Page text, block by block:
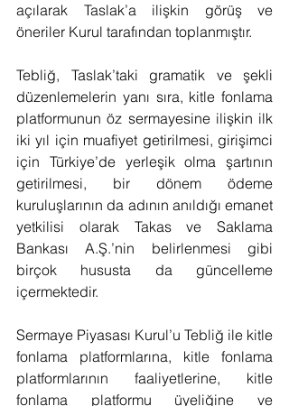
açılarak Taslak’a ilişkin görüş ve
öneriler Kurul tarafından toplanmıştır.
Tebliğ, Taslak’taki gramatik ve şekli
düzenlemelerin yanı sıra, kitle fonlama
platformunun öz sermayesine ilişkin ilk
iki yıl için muafiyet getirilmesi, girişimci
için Türkiye’de yerleşik olma şartının
getirilmesi, bir dönem ödeme
kuruluşlarının da adının anıldığı emanet
yetkilisi olarak Takas ve Saklama
Bankası A.Ş.’nin belirlenmesi gibi
birçok hususta da güncelleme
içermektedir.
Sermaye Piyasası Kurul’u Tebliğ ile kitle
fonlama platformlarına, kitle fonlama
platformlarının faaliyetlerine, kitle
fonlama platformu üyeliğine ve